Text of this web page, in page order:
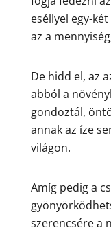
eséllyel egy-
az a
De hidd el, az
abból a
gondoztál,
annak az íze
világon.
Amíg pedig a
szerencsére a